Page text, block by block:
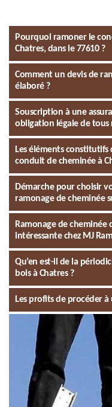
Pourquoi ramoner le
Chatres, dans le 77610 ?
Comment un devis de
élaboré ?
Souscription à une
obligation légale de tous
Les éléments constitutifs
conduit de cheminée à
Démarche pour choisir
ramonage de cheminée
Ramonage de cheminée
intéressante chez MJ
Qu’en est-il de la
bois à Chatres ?
Les profits de procéder